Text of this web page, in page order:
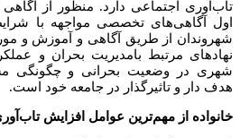
تاب‌آوری اجتماعی دارد. منظور از
اول آگاهی‌های تخصصی مواجهه با
شهروندان از طریق آگاهی و آموزش و
نهادهای مرتبط بامدیریت بحران و
شهری در وضعیت بحرانی و چگونگی
هدف دار و تاثیرگذار در جامعه خود است.
خانواده از مهم‌ترین عوامل افزایش